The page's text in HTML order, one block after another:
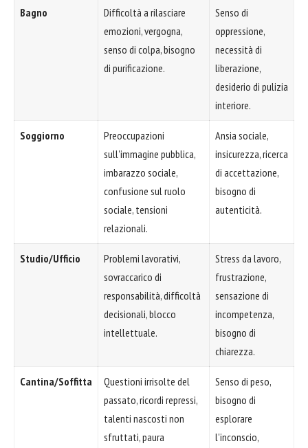
Bagno
Difficoltà a rilasciare
emozioni, vergogna,
senso di colpa, bisogno
di purificazione.
Senso di
oppressione,
necessità di
liberazione,
desiderio di pulizia
interiore.
Soggiorno
Preoccupazioni
sull'immagine pubblica,
imbarazzo sociale,
confusione sul ruolo
sociale, tensioni
relazionali.
Ansia sociale,
insicurezza, ricerca
di accettazione,
bisogno di
autenticità.
Studio/Ufficio
Problemi lavorativi,
sovraccarico di
responsabilità, difficoltà
decisionali, blocco
intellettuale.
Stress da lavoro,
frustrazione,
sensazione di
incompetenza,
bisogno di
chiarezza.
Cantina/Soffitta
Questioni irrisolte del
passato, ricordi repressi,
talenti nascosti non
sfruttati, paura
Senso di peso,
bisogno di
esplorare
l'inconscio,